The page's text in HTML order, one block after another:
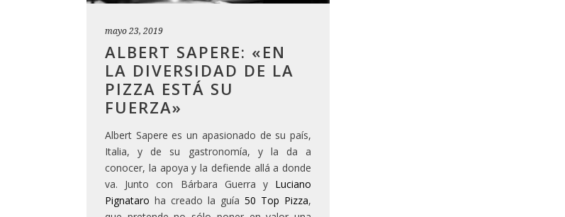
mayo 23, 2019
ALBERT SAPERE: «EN
LA DIVERSIDAD DE LA
PIZZA ESTÁ SU
FUERZA»
Albert Sapere es un apasionado de su país,
Italia, y de su gastronomía, y la da a
conocer, la apoya y la defiende allá a donde
va. Junto con Bárbara Guerra y Luciano
Pignataro ha creado la guía50 Top Pizza,